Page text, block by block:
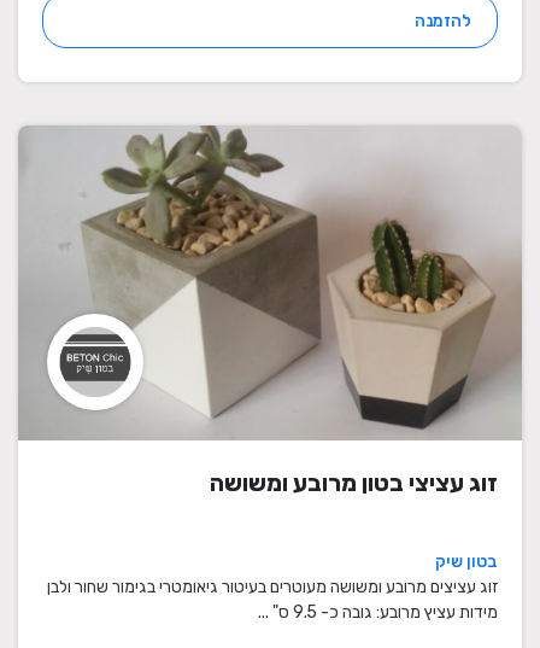
להזמנה
זוג עציצי בטון מרובע ומשושה
בטון שיק
זוג עציצים מרובע ומשושה מעוטרים בעיטור גיאומטרי בגימור שחור ולבן
מידות עציץ מרובע: גובה כ- 9.5 ס" ...